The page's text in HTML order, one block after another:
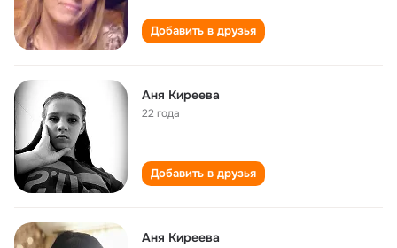
Добавить в друзья
Аня Киреева
22 года
Добавить в друзья
Аня Киреева